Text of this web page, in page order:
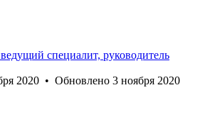
специалит, руководитель
2020 • Обновлено 3 ноября 2020